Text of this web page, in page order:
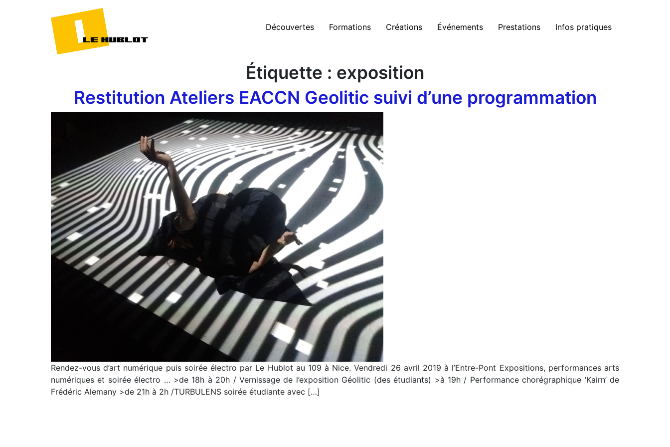
Découvertes Formations Créations Événements Prestations Infos pratiques
Étiquette : exposition
Restitution Ateliers EACCN Geolitic suivi d’une programmation
Rendez-vous d’art numérique puis soirée électro par Le Hublot au 109 à Nice. Vendredi 26 avril 2019 à l’Entre-Pont Expositions, performances arts
numériques et soirée électro … >de 18h à 20h / Vernissage de l’exposition Géolitic (des étudiants) >à 19h / Performance chorégraphique ‘Kairn’ de
Frédéric Alemany >de 21h à 2h /TURBULENS soirée étudiante avec […]